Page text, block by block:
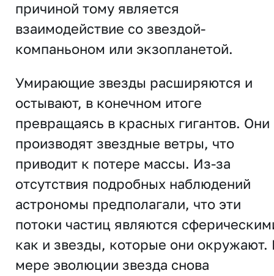
причиной тому является
взаимодействие со звездой-
компаньоном или экзопланетой.
Умирающие звезды расширяются и
остывают, в конечном итоге
превращаясь в красных гигантов. Они
производят звездные ветры, что
приводит к потере массы. Из-за
отсутствия подробных наблюдений
астрономы предполагали, что эти
потоки частиц являются
как и звезды, которые они окружают.
мере эволюции звезда снова